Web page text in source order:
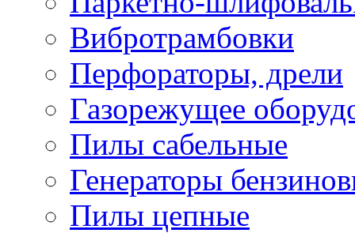
Вибротрамбовки
Перфораторы, дрели
Газорежущее
Пилы сабельные
Генераторы
Пилы цепные